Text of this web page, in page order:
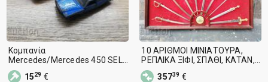
Κομπανία
Mercedes/Mercedes 450 SEL/
350 SL-BG Matchbox, Lesney
1529 €
10 ΑΡΙΘΜΟΙ ΜΙΝΙΑΤΟΥΡΑ,
ΡΕΠΛΙΚΑ ΞΙΦΙ, ΣΠΑΘΙ, ΚΑΤΑΝ,
ΡΑΠΙΕΡ, ΣΤΙΛΕΙΟ, ΣΠΑΘΙ
35739 €